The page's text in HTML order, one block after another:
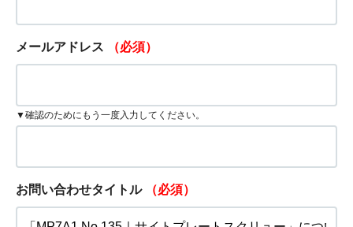
メールアドレス （必須）
▼確認のためにもう一度入力してください。
お問い合わせタイトル （必須）